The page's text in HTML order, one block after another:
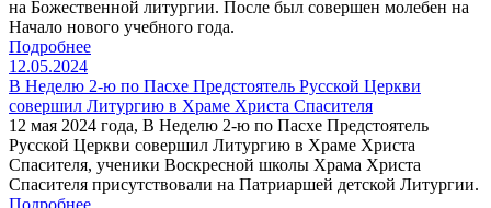
на Божественной литургии. После был совершен молебен на
Начало нового учебного года.
Подробнее
12.05.2024
В Неделю 2-ю по Пасхе Предстоятель Русской Церкви
совершил Литургию в Храме Христа Спасителя
12 мая 2024 года, В Неделю 2-ю по Пасхе Предстоятель
Русской Церкви совершил Литургию в Храме Христа
Спасителя, ученики Воскресной школы Храма Христа
Спасителя присутствовали на Патриаршей детской Литургии.
Подробнее